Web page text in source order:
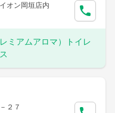
オン岡垣店内
ミアムアロマ）トイレ
２７